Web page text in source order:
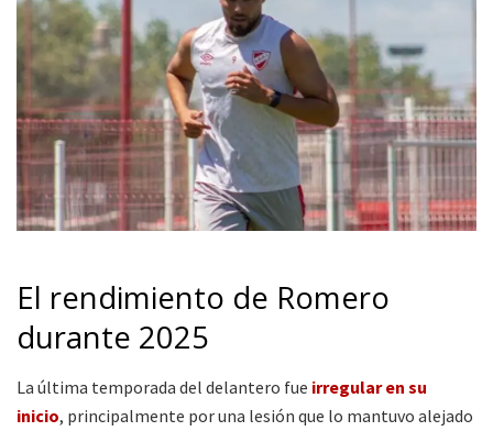
El rendimiento de Romero
durante 2025
La última temporada del delantero fue irregular en su
inicio, principalmente por una lesión que lo mantuvo alejado